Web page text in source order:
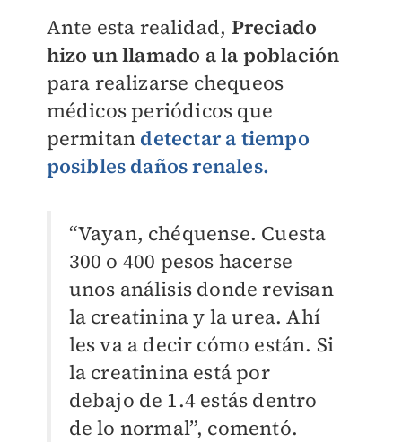
Ante esta realidad, Preciado
hizo un llamado a la población
para realizarse chequeos
médicos periódicos que
permitan detectar a tiempo
posibles daños renales.
“Vayan, chéquense. Cuesta
300 o 400 pesos hacerse
unos análisis donde revisan
la creatinina y la urea. Ahí
les va a decir cómo están. Si
la creatinina está por
debajo de 1.4 estás dentro
de lo normal”, comentó.